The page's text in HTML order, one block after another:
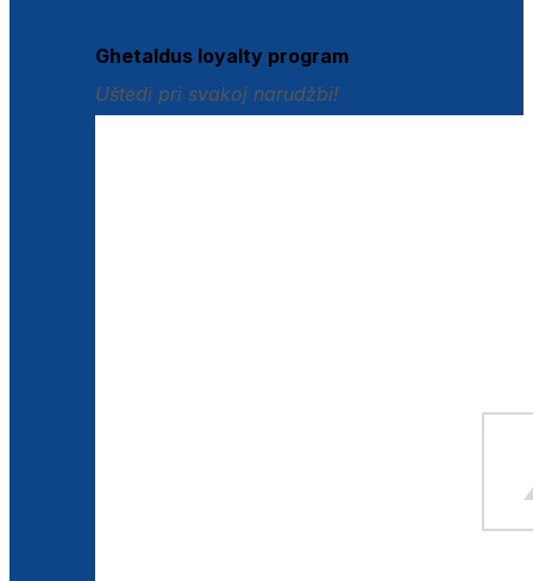
Ghetaldus loyalty program
Uštedi pri svakoj narudžbi!